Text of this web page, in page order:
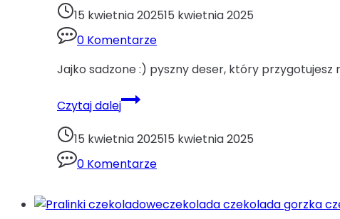
15 kwietnia 202515 kwietnia 2025
0 Komentarze
Jajko sadzone :) pyszny deser, który
Czytaj dalejJajko
sadzone
(na
cukier
mascarpone
15 kwietnia 202515 kwietnia 2025
0 Komentarze